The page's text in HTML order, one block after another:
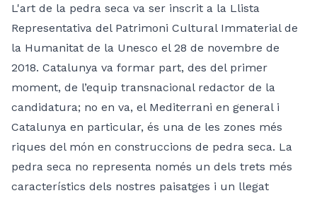
L'art de la pedra seca va ser inscrit a la Llista
Representativa del Patrimoni Cultural Immaterial de
la Humanitat de la Unesco el 28 de novembre de
2018. Catalunya va formar part, des del primer
moment, de l’equip transnacional redactor de la
candidatura; no en va, el Mediterrani en general i
Catalunya en particular, és una de les zones més
riques del món en construccions de pedra seca. La
pedra seca no representa només un dels trets més
característics dels nostres paisatges i un llegat